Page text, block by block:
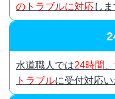
のトラブルに対応しま
水道職人では24時間
トラブルに受付対応い